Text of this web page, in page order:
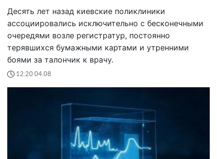
Десять лет назад киевские поликлиники
ассоциировались исключительно с бесконечными
очередями возле регистратур, постоянно
терявшихся бумажными картами и утренними
боями за талончик к врачу.
12:20 04.08